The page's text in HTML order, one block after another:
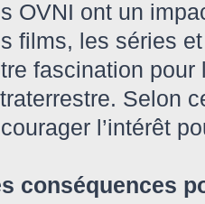
OVNI ont un
films, les séries
fascination pour
Selon
l’intérêt
conséquences